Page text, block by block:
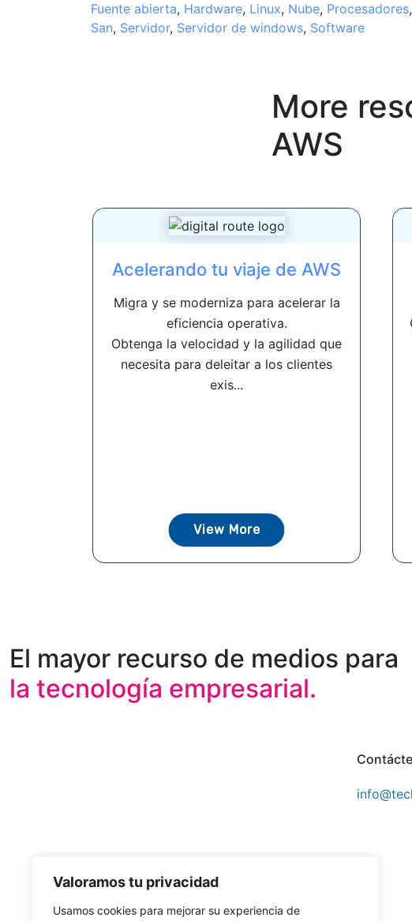
Valoramos tu privacidad
Usamos cookies para mejorar su experiencia de
Fuente abierta, Hardware, Linux, Nube, Procesadores,
San, Servidor, Servidor de windows, Software
More
AWS
Acelerando tu viaje de AWS
Migra y se moderniza para acelerar la
eficiencia operativa.
Obtenga la velocidad y la agilidad que
necesita para deleitar a los clientes
exis...
View More
El mayor recurso de medios para
la tecnología empresarial.